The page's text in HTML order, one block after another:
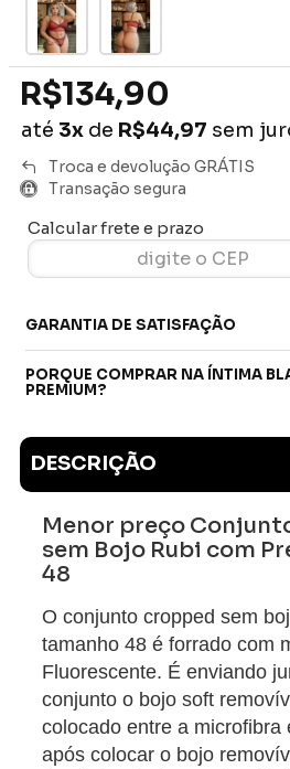
R$134,90
até 3x de R$44,97 sem
Troca e devolução GRÁTIS
Transação segura
Calcular frete e prazo
GARANTIA DE SATISFAÇÃO
PORQUE COMPRAR NA ÍNTIMA
PREMIUM?
DESCRIÇÃO
Menor preço
sem Bojo Rubi com
48
O conjunto cropped sem
tamanho 48 é forrado com
Fluorescente. É enviando
conjunto o bojo soft
colocado entre a microfibra
após colocar o bojo